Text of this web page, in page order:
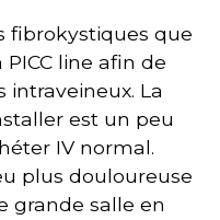
fibrokystiques que
line afin de
intraveineux. La
est un peu
IV normal.
plus douloureuse
grande salle en